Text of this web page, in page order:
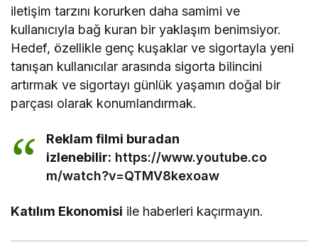
iletişim tarzını korurken daha samimi ve
kullanıcıyla bağ kuran bir yaklaşım benimsiyor.
Hedef, özellikle genç kuşaklar ve sigortayla yeni
tanışan kullanıcılar arasında sigorta bilincini
artırmak ve sigortayı günlük yaşamın doğal bir
parçası olarak konumlandırmak.
Reklam filmi buradan
izlenebilir: https://www.youtube.co
m/watch?v=QTMV8kexoaw
Katılım Ekonomisi ile haberleri kaçırmayın.